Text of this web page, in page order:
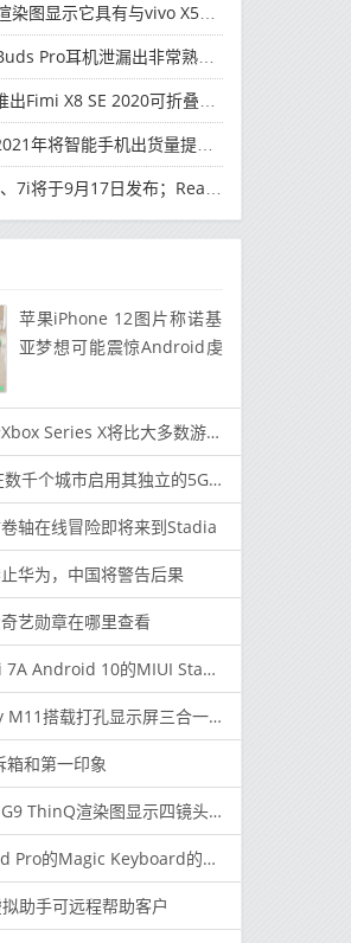
示它具有与vivo X50 Pro类似的后部设计
Pro耳机泄漏出非常熟悉的设计
Fimi X8 SE 2020可折叠无人机
年将智能手机出货量提高至3亿部
月17日发布；Realme 7i的完整规格并导致泄漏
苹果iPhone 12图片称诺基
亚梦想可能震惊Android虔
Series X将比大多数游戏PC强大
千个城市启用其独立的5G网络
轴在线冒险即将来到Stadia
华为，中国将警告后果
艺勋章在哪里查看
10的MIUI Stable更新开始在印度推出
搭载打孔显示屏三合一相机：价格规格
箱和第一印象
渲染图显示四镜头设置与缺口显示屏
Magic Keyboard的第一个反应在这里
助手可远程帮助客户